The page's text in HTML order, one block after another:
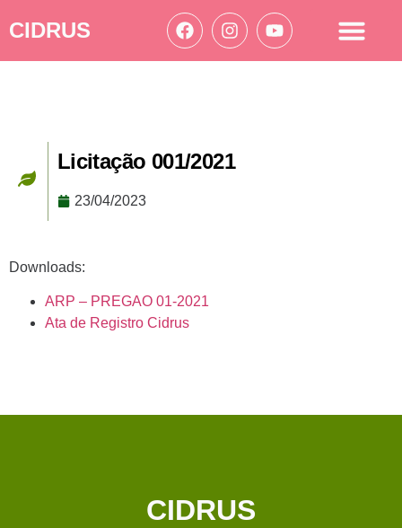
CIDRUS
Licitação 001/2021
23/04/2023
Downloads:
ARP – PREGAO 01-2021
Ata de Registro Cidrus
CIDRUS